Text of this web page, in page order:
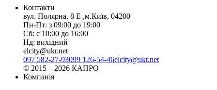
Контакти
вул. Полярна, 8 Е ,м.Київ, 04200
Пн-Пт: з 09:00 до 19:00
Сб: с 10:00 до 16:00
Нд: вихідний
elcity@ukr.net
097 582-27-93099 126-54-46elcity@ukr.net
© 2015—2026 КАПРО
Компанія